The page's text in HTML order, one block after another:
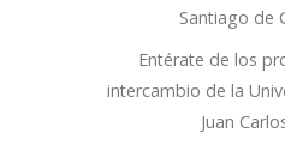
Santiago de
Entérate de los
intercambio de la
Juan